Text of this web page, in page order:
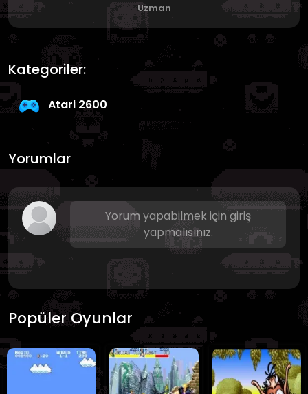
Uzman
Kategoriler:
Atari 2600
Yorumlar
Yorum yapabilmek için giriş
yapmalısınız.
Popüler Oyunlar